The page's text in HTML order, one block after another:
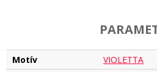
Motív
VIOLETTA